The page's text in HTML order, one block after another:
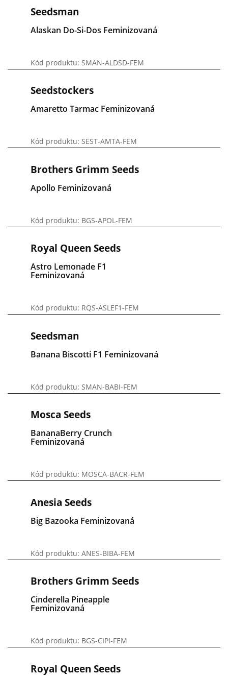
Seedsman
Alaskan Do-Si-Dos Feminizovaná
Kód produktu: SMAN-ALDSD-FEM
Seedstockers
Amaretto Tarmac Feminizovaná
Kód produktu: SEST-AMTA-FEM
Brothers Grimm Seeds
Apollo Feminizovaná
Kód produktu: BGS-APOL-FEM
Royal Queen Seeds
Astro Lemonade F1
Feminizovaná
Kód produktu: RQS-ASLEF1-FEM
Seedsman
Banana Biscotti F1 Feminizovaná
Kód produktu: SMAN-BABI-FEM
Mosca Seeds
BananaBerry Crunch
Feminizovaná
Kód produktu: MOSCA-BACR-FEM
Anesia Seeds
Big Bazooka Feminizovaná
Kód produktu: ANES-BIBA-FEM
Brothers Grimm Seeds
Cinderella Pineapple
Feminizovaná
Kód produktu: BGS-CIPI-FEM
Royal Queen Seeds